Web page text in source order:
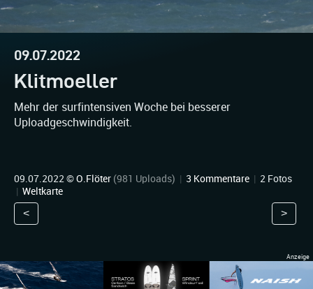
09.07.2022
Klitmoeller
Mehr der surfintensiven Woche bei besserer
Uploadgeschwindigkeit.
09.07.2022 ©O.Flöter (981 Uploads) | 3 Kommentare | 2 Fotos
| Weltkarte
< >